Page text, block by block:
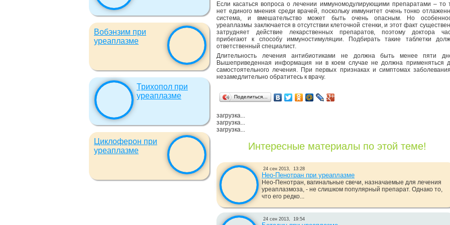
Если касаться вопроса о лечении иммуномодулирующими препаратами – то
нет единого мнения среди врачей, поскольку иммунитет очень тонко
система, и вмешательство может быть очень опасным. Но
уреаплазмы заключается в отсутствии клеточной стенки, и этот факт
затрудняет действие лекарственных препаратов, поэтому доктора
прибегают к способу иммуностимуляции. Подбирать такие таблетки
ответственный специалист.
Длительность лечения антибиотиками не должна быть менее пяти
Вышеприведенная информация ни в коем случае не должна применяться
самостоятельного лечения. При первых признаках и симптомах
незамедлительно обратитесь к врачу.
Поделиться…
загрузка...
загрузка...
загрузка...
Интересные материалы по этой теме!
24 сен 2013, 13:28
Нео-Пенотран при уреаплазме
Нео-Пенотран, вагинальные свечи, назначаемые для лечения
уреаплазмоза, - не слишком популярный препарат. Однако то,
что его редко...
24 сен 2013, 19:54
Вобэнзим при
уреаплазме
Трихопол при
уреаплазме
Циклоферон при
уреаплазме